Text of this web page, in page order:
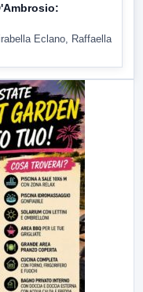
Eclano, Raffaella